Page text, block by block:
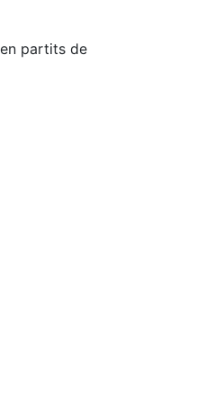
partits de